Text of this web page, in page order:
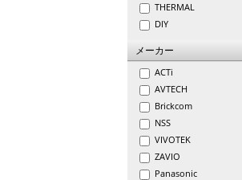
THERMAL
DIY
メーカー
ACTi
AVTECH
Brickcom
NSS
VIVOTEK
ZAVIO
Panasonic